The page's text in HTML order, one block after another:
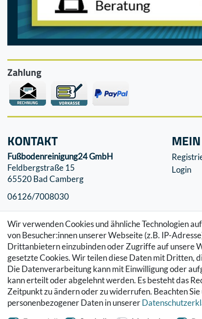
Zahlung
Wir verwenden Cookies und ähnliche Technologien
von Besucher:innen unserer Webseite (z.B. IP-
Drittanbietern einzubinden oder Zugriffe auf unsere
gesetzte Cookies. Wir teilen diese Daten mit Dritten,
Die Datenverarbeitung kann mit Einwilligung oder
kann erteilt oder abgelehnt werden. Es besteht das
Zeitpunkt zu ändern oder zu widerrufen. Beachten Sie
personenbezogener Daten in unserer
KONTAKT
Fußbodenreinigung24 GmbH
Feldbergstraße 15
65520 Bad Camberg
06126/7008030
Login